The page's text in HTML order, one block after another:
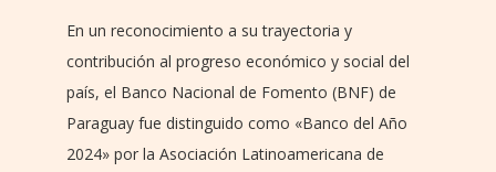
En un reconocimiento a su trayectoria y
contribución al progreso económico y social del
país, el Banco Nacional de Fomento (BNF) de
Paraguay fue distinguido como «Banco del Año
2024» por la Asociación Latinoamericana de